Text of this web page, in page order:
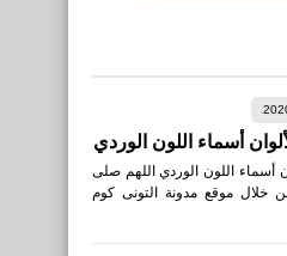
أسماء اللون الوردي
أسماء اللون الوردي اللهم صلى
موقع مدونة التونى كوم